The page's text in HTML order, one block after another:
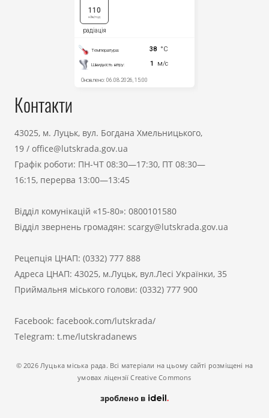
Контакти
43025, м. Луцьк, вул. Богдана Хмельницького,
19 / office@lutskrada.gov.ua
Графік роботи: ПН-ЧТ 08:30—17:30, ПТ 08:30—
16:15, перерва 13:00—13:45
Відділ комунікацій «15-80»: 0800101580
Відділ звернень громадян: scargy@lutskrada.gov.ua
Рецепція ЦНАП: (0332) 777 888
Адреса ЦНАП: 43025, м.Луцьк, вул.Лесі Українки, 35
Приймальня міського голови: (0332) 777 900
Facebook: facebook.com/lutskrada/
Telegram: t.me/lutskradanews
© 2026 Луцька міська рада. Всі матеріали на цьому сайті розміщені на
умовах ліцензії Creative Commons
зроблено в